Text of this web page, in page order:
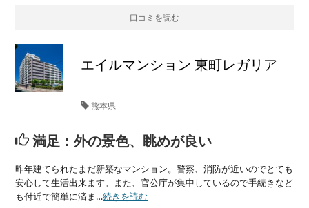
口コミを読む
エイルマンション 東町レガリア
熊本県
満足：外の景色、眺めが良い
昨年建てられたまだ新築なマンション。警察、消防が近いのでとても
安心して生活出来ます。また、官公庁が集中しているので手続きなど
も付近で簡単に済ま…続きを読む